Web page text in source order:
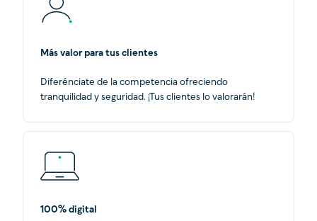
Más valor para tus clientes
Diferénciate de la competencia ofreciendo
tranquilidad y seguridad. ¡Tus clientes lo valorarán!
100% digital